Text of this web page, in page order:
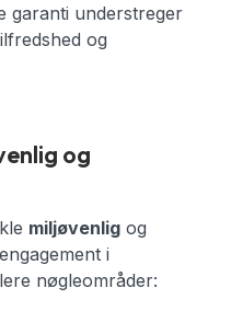
garanti understreger
og
og
miljøvenlig og
i
nøgleområder: